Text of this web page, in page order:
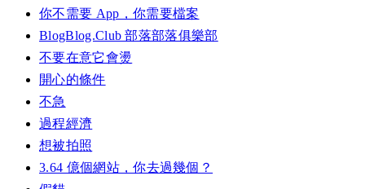
你不需要 App，你需要檔案
BlogBlog.Club 部落部落俱樂部
不要在意它會燙
開心的條件
不急
過程經濟
想被拍照
3.64 億個網站，你去過幾個？